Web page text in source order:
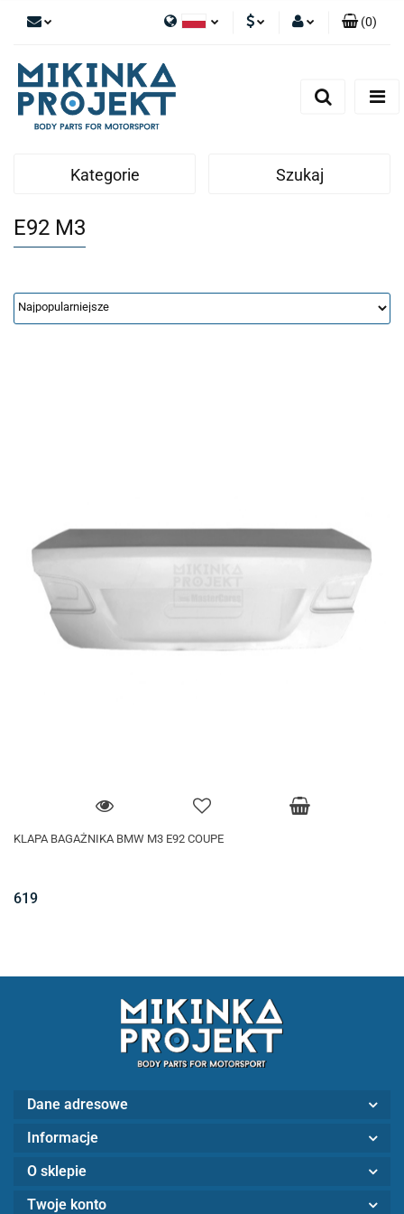
Polski
English
(0)
Kategorie Szukaj
E92 M3
KLAPA BAGAŻNIKA BMW M3 E92 COUPE
619
Dane adresowe
Informacje
O sklepie
Twoje konto